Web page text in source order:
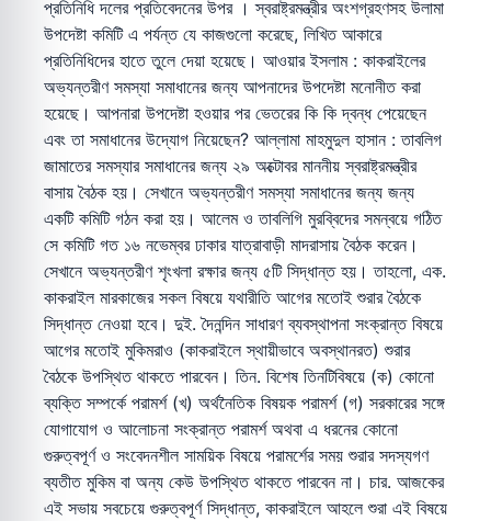
প্রতিনিধি দলের প্রতিবেদনের উপর । স্বরাষ্ট্রমন্ত্রীর অংশগ্রহণসহ উলামা
উপদেষ্টা কমিটি এ পর্যন্ত যে কাজগুলো করেছে, লিখিত আকারে
প্রতিনিধিদের হাতে তুলে দেয়া হয়েছে। আওয়ার ইসলাম : কাকরাইলের
অভ্যন্তরীণ সমস্যা সমাধানের জন্য আপনাদের উপদেষ্টা মনোনীত করা
হয়েছে। আপনারা উপদেষ্টা হওয়ার পর ভেতরের কি কি দ্বন্ধ পেয়েছেন
এবং তা সমাধানের উদ্যোগ নিয়েছেন? আল্লামা মাহমুদুল হাসান : তাবলিগ
জামাতের সমস্যার সমাধানের জন্য ২৯ অক্টোবর মাননীয় স্বরাষ্ট্রমন্ত্রীর
বাসায় বৈঠক হয়। সেখানে অভ্যন্তরীণ সমস্যা সমাধানের জন্য জন্য
একটি কমিটি গঠন করা হয়। আলেম ও তাবলিগি মুরব্বিদের সমন্বয়ে গঠিত
সে কমিটি গত ১৬ নভেম্বর ঢাকার যাত্রাবাড়ী মাদরাসায় বৈঠক করেন।
সেখানে অভ্যন্তরীণ শৃংখলা রক্ষার জন্য ৫টি সিদ্ধান্ত হয়। তাহলো, এক.
কাকরাইল মারকাজের সকল বিষয়ে যথারীতি আগের মতোই শুরার বৈঠকে
সিদ্ধান্ত নেওয়া হবে। দুই. দৈনন্দিন সাধারণ ব্যবস্থাপনা সংক্রান্ত বিষয়ে
আগের মতোই মুকিমরাও (কাকরাইলে স্থায়ীভাবে অবস্থানরত) শুরার
বৈঠকে উপস্থিত থাকতে পারবেন। তিন. বিশেষ তিনটিবিষয়ে (ক) কোনো
ব্যক্তি সম্পর্কে পরামর্শ (খ) অর্থনৈতিক বিষয়ক পরামর্শ (গ) সরকারের সঙ্গে
যোগাযোগ ও আলোচনা সংক্রান্ত পরামর্শ অথবা এ ধরনের কোনো
গুরুত্বপূর্ণ ও সংবেদনশীল সাময়িক বিষয়ে পরামর্শের সময় শুরার সদস্যগণ
ব্যতীত মুকিম বা অন্য কেউ উপস্থিত থাকতে পারবেন না। চার. আজকের
এই সভায় সবচেয়ে গুরুত্বপূর্ণ সিদ্ধান্ত, কাকরাইলে আহলে শুরা এই বিষয়ে